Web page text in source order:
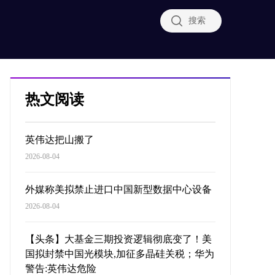
搜索
热文阅读
英伟达把山搬了
2026-08-04
外媒称美拟禁止进口中国新型数据中心设备
2026-08-04
【头条】大基金三期投资逻辑彻底变了！美
国拟封禁中国光模块,加征多晶硅关税；华为
警告:英伟达危险